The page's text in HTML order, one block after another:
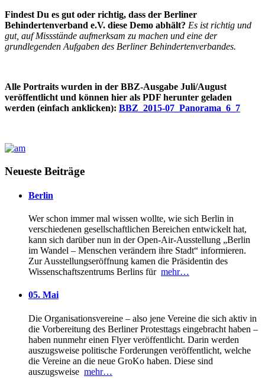
Findest Du es gut oder richtig, dass der Berliner
Behindertenverband e.V. diese Demo abhält? Es ist richtig und
gut, auf Missstände aufmerksam zu machen und eine der
grundlegenden Aufgaben des Berliner Behindertenverbandes.
Alle Portraits wurden in der BBZ-Ausgabe Juli/August
veröffentlicht und können hier als PDF herunter geladen
werden (einfach anklicken): BBZ_2015-07_Panorama_6_7
Neueste Beiträge
Berlin
Wer schon immer mal wissen wollte, wie sich Berlin in
verschiedenen gesellschaftlichen Bereichen entwickelt hat,
kann sich darüber nun in der Open-Air-Ausstellung „Berlin
im Wandel – Menschen verändern ihre Stadt“ informieren.
Zur Ausstellungseröffnung kamen die Präsidentin des
Wissenschaftszentrums Berlins für mehr…
05. Mai
Die Organisationsvereine – also jene Vereine die sich aktiv in
die Vorbereitung des Berliner Protesttags eingebracht haben –
haben nunmehr einen Flyer veröffentlicht. Darin werden
auszugsweise politische Forderungen veröffentlicht, welche
die Vereine an die neue GroKo haben. Diese sind
auszugsweise mehr…